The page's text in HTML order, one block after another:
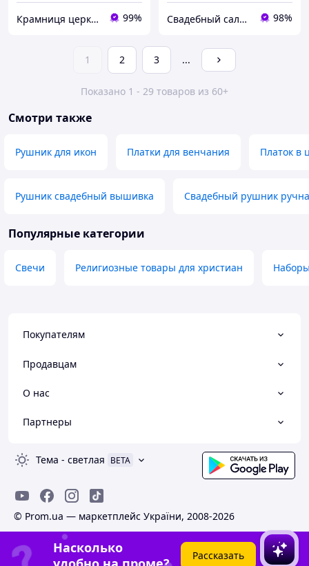
Крамниця церковних виробів «Грааль» 99% Свадебный салон "ПРИНЦЕССА" 98%
1 2 3 ...
Показано 1 - 29 товаров из 60+
Смотри также
Рушник для икон Платки для венчания Платок в
Рушник свадебный вышивка Свадебный рушник
Популярные категории
Свечи Религиозные товары для христиан
Покупателям
Продавцам
О нас
Партнеры
Тема - светлая BETA
© Prom.ua — маркетплейс України, 2008-2026
Насколько
Рассказать